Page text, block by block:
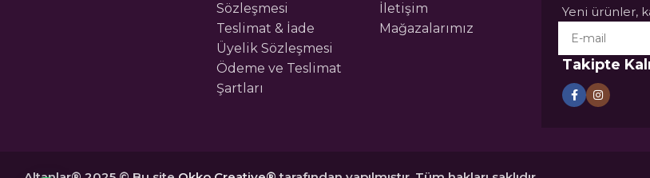
Sözleşmesi
Teslimat & İade
Üyelik Sözleşmesi
Ödeme ve Teslimat
Şartları
İletişim
Mağazalarımız
Yeni ürünler,
Takipte